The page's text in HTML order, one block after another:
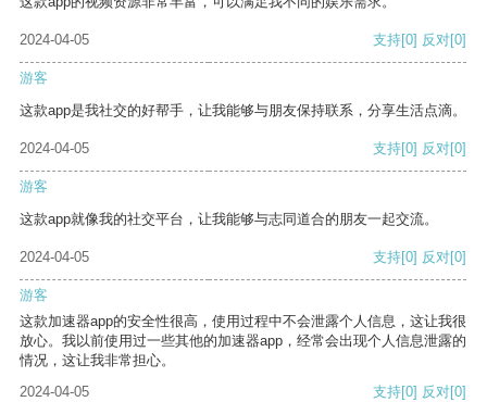
2024-04-05 支持[0] 反对[0]
游客
这款app是我社交的好帮手，让我能够与朋友保持联系，分享生活点滴。
2024-04-05 支持[0] 反对[0]
游客
这款app就像我的社交平台，让我能够与志同道合的朋友一起交流。
2024-04-05 支持[0] 反对[0]
游客
这款加速器app的安全性很高，使用过程中不会泄露个人信息，这让我很
放心。我以前使用过一些其他的加速器app，经常会出现个人信息泄露的
情况，这让我非常担心。
2024-04-05
支持[0] 反对[0]